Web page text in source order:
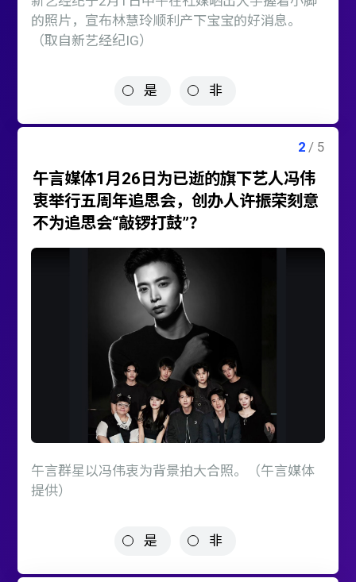
的照片，宣布林慧玲顺利产下宝宝的好消息。
（取自新艺经纪IG）
是 非
午言媒体1月26日为已逝的旗下艺人冯伟
衷举行五周年追思会，创办人许振荣刻意
不为追思会“敲锣打鼓”？
午言群星以冯伟衷为背景拍大合照。（午言媒体
提供）
是 非